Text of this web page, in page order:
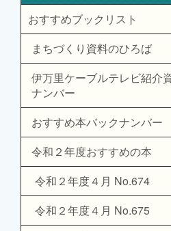
おすすめブックリスト
まちづくり資料のひろば
伊万里ケーブルテレビ紹介
ナンバー
おすすめ本バックナンバー
令和２年度おすすめの本
令和２年度４月 No.674
令和２年度４月 No.675